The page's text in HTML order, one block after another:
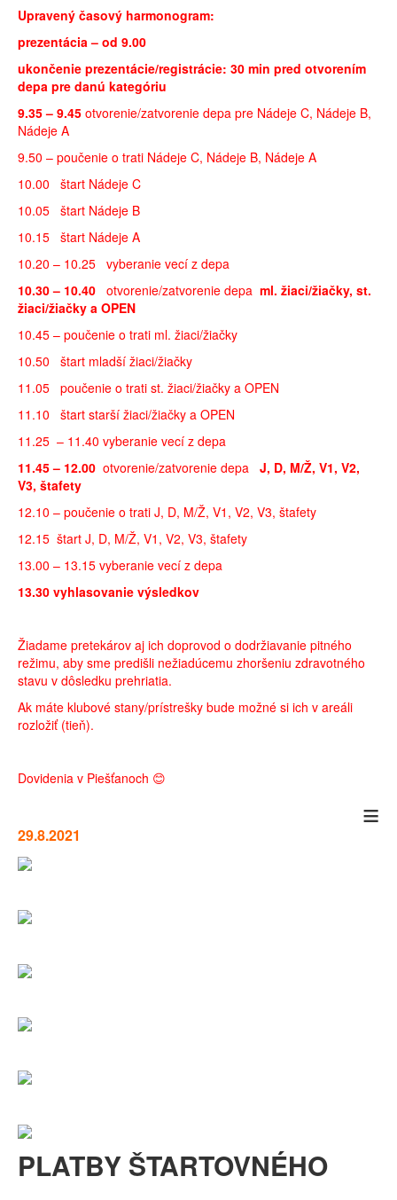
Upravený časový harmonogram:
prezentácia – od 9.00
ukončenie prezentácie/registrácie: 30 min pred otvorením
depa pre danú kategóriu
9.35 – 9.45 otvorenie/zatvorenie depa pre Nádeje C, Nádeje B,
Nádeje A
9.50 – poučenie o trati Nádeje C, Nádeje B, Nádeje A
10.00 štart Nádeje C
10.05 štart Nádeje B
10.15 štart Nádeje A
10.20 – 10.25 vyberanie vecí z depa
10.30 – 10.40 otvorenie/zatvorenie depa ml. žiaci/žiačky, st.
žiaci/žiačky a OPEN
10.45 – poučenie o trati ml. žiaci/žiačky
10.50 štart mladší žiaci/žiačky
11.05 poučenie o trati st. žiaci/žiačky a OPEN
11.10 štart starší žiaci/žiačky a OPEN
11.25 – 11.40 vyberanie vecí z depa
11.45 – 12.00 otvorenie/zatvorenie depa J, D, M/Ž, V1, V2,
V3, štafety
12.10 – poučenie o trati J, D, M/Ž, V1, V2, V3, štafety
12.15 štart J, D, M/Ž, V1, V2, V3, štafety
13.00 – 13.15 vyberanie vecí z depa
13.30 vyhlasovanie výsledkov
Žiadame pretekárov aj ich doprovod o dodržiavanie pitného
režimu, aby sme predišli nežiadúcemu zhoršeniu zdravotného
stavu v dôsledku prehriatia.
Ak máte klubové stany/prístrešky bude možné si ich v areáli
rozložiť (tieň).
Dovidenia v Piešťanoch 😊
≡
29.8.2021
PLATBY ŠTARTOVNÉHO